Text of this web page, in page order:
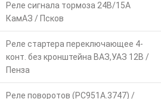
Реле сигнала тормоза 24В/15А
КамАЗ / Псков
Реле стартера переключающее 4-
конт. без кронштейна ВАЗ,УАЗ 12В /
Пенза
Реле поворотов (РС951А.3747) /